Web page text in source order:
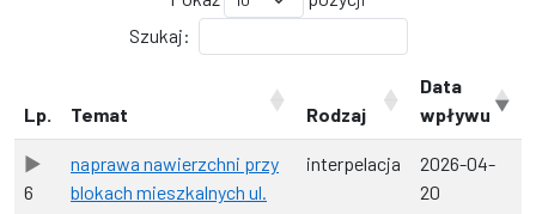
Szukaj:
Lp. Temat Rodzaj
Data
wpływu
6
naprawa nawierzchni przy
blokach mieszkalnych ul.
interpelacja
2026-04-
20